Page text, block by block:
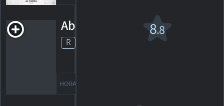
8.8
Abre Los Ojos
R 1997. 1h57m Science-fiction
HORAIRES